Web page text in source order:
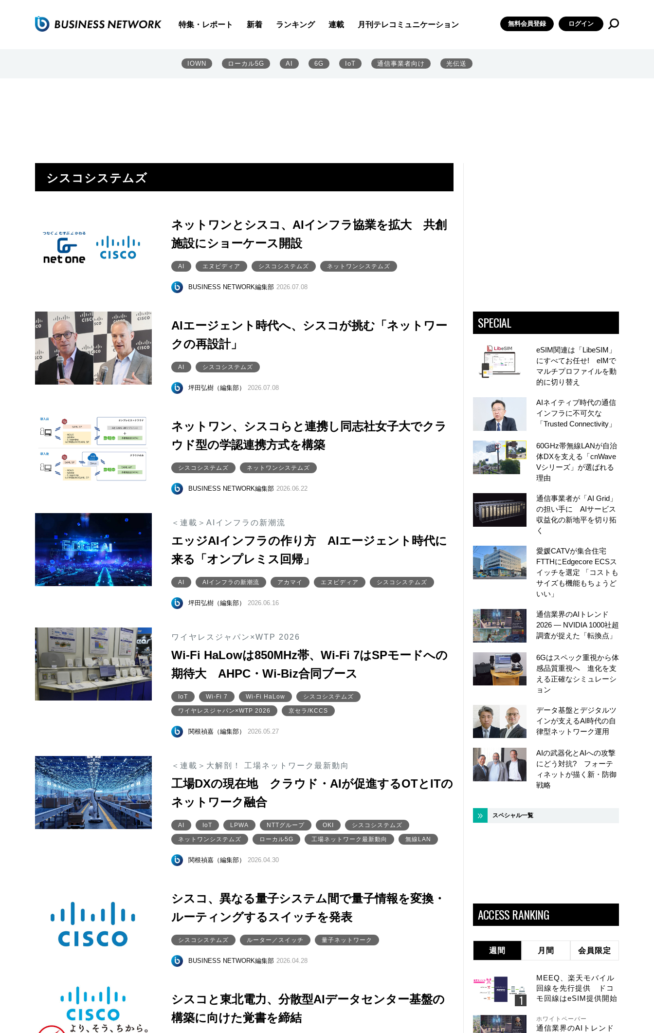
特集・レポート 新着 ランキング 連載 月刊テレコミュニケーション 無料会員登録 ログイン
IOWN ローカル5G AI 6G IoT 通信事業者向け 光伝送
シスコシステムズ
ネットワンとシスコ、AIインフラ協業を拡大 共創
施設にショーケース開設
AI エヌビディア シスコシステムズ ネットワンシステムズ
BUSINESS NETWORK編集部 2026.07.08
AIエージェント時代へ、シスコが挑む「ネットワー
クの再設計」
AI シスコシステムズ
坪田弘樹（編集部） 2026.07.08
ネットワン、シスコらと連携し同志社女子大でクラ
ウド型の学認連携方式を構築
シスコシステムズ ネットワンシステムズ
BUSINESS NETWORK編集部 2026.06.22
＜連載＞AIインフラの新潮流
エッジAIインフラの作り方 AIエージェント時代に
来る「オンプレミス回帰」
AI AIインフラの新潮流 アカマイ エヌビディア シスコシステムズ
坪田弘樹（編集部） 2026.06.16
ワイヤレスジャパン×WTP 2026
Wi-Fi HaLowは850MHz帯、Wi-Fi 7はSPモードへの
期待大 AHPC・Wi-Biz合同ブース
IoT Wi-Fi 7 Wi-Fi HaLow シスコシステムズ
ワイヤレスジャパン×WTP 2026 京セラ/KCCS
関根禎嘉（編集部） 2026.05.27
＜連載＞大解剖！ 工場ネットワーク最新動向
工場DXの現在地 クラウド・AIが促進するOTとITの
ネットワーク融合
AI IoT LPWA NTTグループ OKI シスコシステムズ
ネットワンシステムズ ローカル5G 工場ネットワーク最新動向 無線LAN
関根禎嘉（編集部） 2026.04.30
シスコ、異なる量子システム間で量子情報を変換・
ルーティングするスイッチを発表
シスコシステムズ ルーター／スイッチ 量子ネットワーク
BUSINESS NETWORK編集部 2026.04.28
シスコと東北電力、分散型AIデータセンター基盤の
構築に向けた覚書を締結
SPECIAL
eSIM関連は「LibeSIM」
にすべてお任せ! eIMで
マルチプロファイルを動
的に切り替え
AIネイティブ時代の通信
インフラに不可欠な
「Trusted Connectivity」
60GHz帯無線LANが自治
体DXを支える「cnWave
Vシリーズ」が選ばれる
理由
通信事業者が「AI Grid」
の担い手に AIサービス
収益化の新地平を切り拓
く
愛媛CATVが集合住宅
FTTHにEdgecore ECSス
イッチを選定 「コストも
サイズも機能もちょうど
いい」
通信業界のAIトレンド
2026 ― NVIDIA 1000社超
調査が捉えた「転換点」
6Gはスペック重視から体
感品質重視へ 進化を支
える正確なシミュレーシ
ョン
データ基盤とデジタルツ
インが支えるAI時代の自
律型ネットワーク運用
AIの武器化とAIへの攻撃
にどう対抗? フォーテ
ィネットが描く新・防御
戦略
スペシャル一覧
ACCESS RANKING
週間 月間 会員限定
MEEQ、楽天モバイル
回線を先行提供 ドコ
モ回線はeSIM提供開始
ホワイトペーパー
通信業界のAIトレンド